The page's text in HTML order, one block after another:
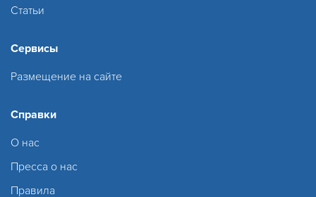
Статьи
Сервисы
Размещение на сайте
Справки
О нас
Пресса о нас
Правила